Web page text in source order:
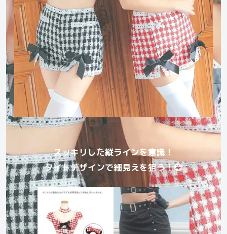
スッキリした縦ラインを意識！
タイトデザインで細見えを狙う！💞